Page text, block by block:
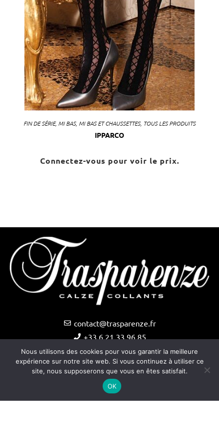
FIN DE SÉRIE, MI BAS, MI BAS ET CHAUSSETTES, TOUS LES PRODUITS
IPPARCO
Connectez-vous pour voir le prix.
contact@trasparenze.fr
+33 6 21 33 96 85
Nous utilisons des cookies pour vous garantir la meilleure
expérience sur notre site web. Si vous continuez à utiliser ce
site, nous supposerons que vous en êtes satisfait.
OK